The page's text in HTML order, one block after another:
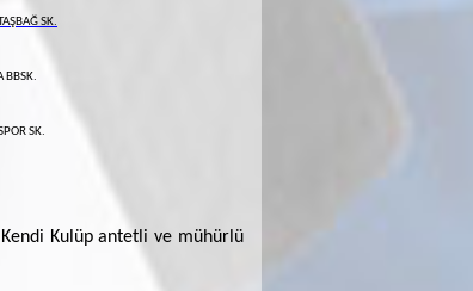
SK.
BBSK.
SK.
Kulüp antetli ve mühürlü